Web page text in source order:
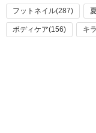
フットネイル(287)
ボディケア(156) キ